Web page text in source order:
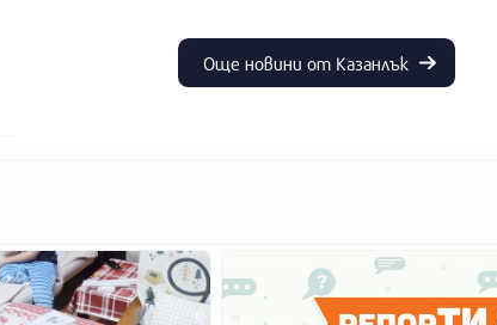
Още новини от Казанлък